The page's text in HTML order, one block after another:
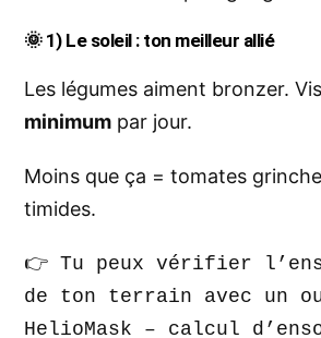
🌞 1) Le soleil : ton meilleur allié
Les légumes aiment bronzer.
minimum par jour.
Moins que ça = tomates
timides.
👉 Tu peux vérifier
HelioMask – calcul